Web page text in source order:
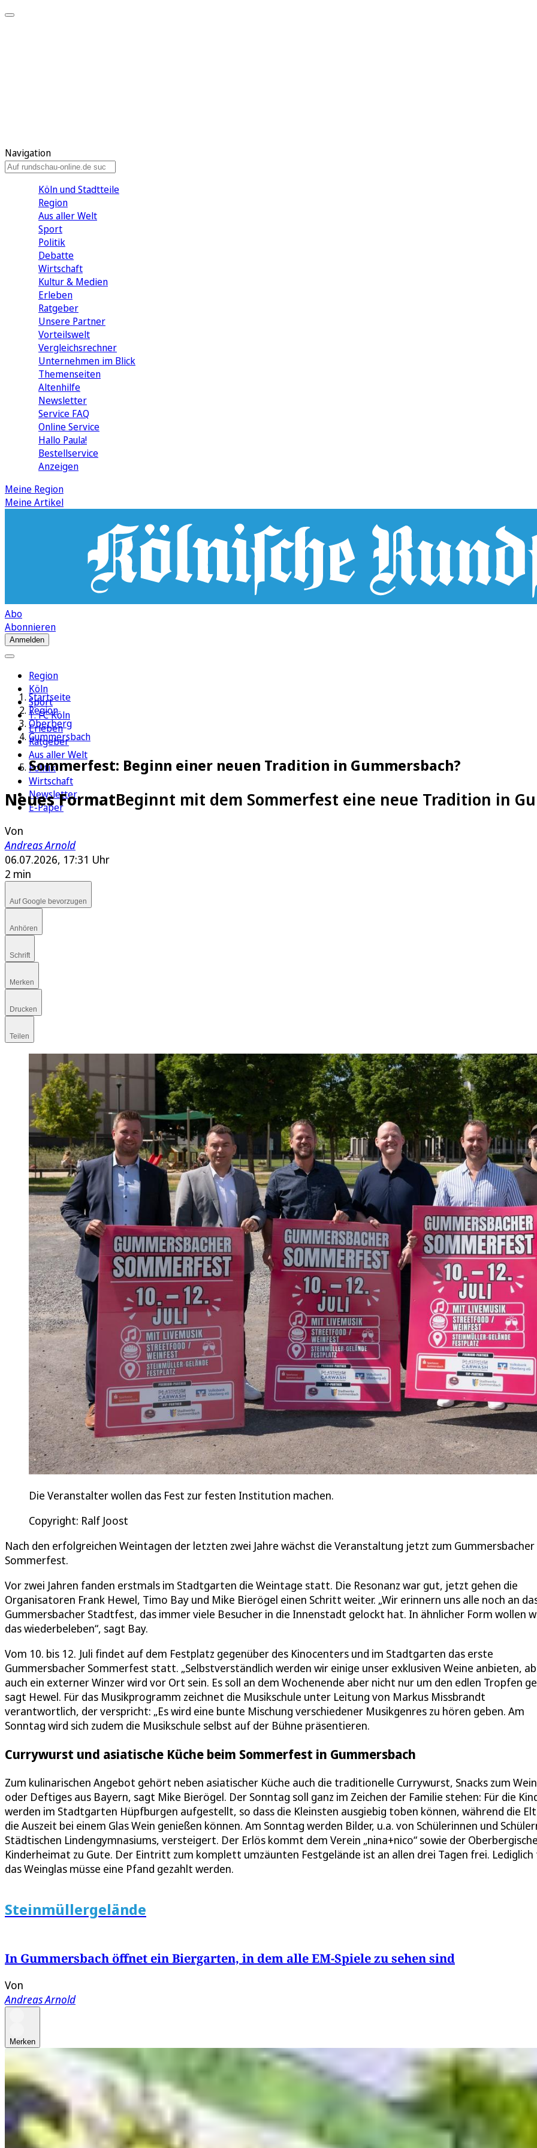
Navigation
Köln und Stadtteile
Region
Aus aller Welt
Sport
Politik
Debatte
Wirtschaft
Kultur & Medien
Erleben
Ratgeber
Unsere Partner
Vorteilswelt
Vergleichsrechner
Unternehmen im Blick
Themenseiten
Altenhilfe
Newsletter
Service FAQ
Online Service
Hallo Paula!
Bestellservice
Anzeigen
Meine Region
Meine Artikel
Abo
Abonnieren
Anmelden
Region
Köln
Sport
1. FC Köln
Erleben
Ratgeber
Aus aller Welt
Politik
Wirtschaft
Newsletter
E-Paper
Startseite
Region
Oberberg
Gummersbach
Sommerfest: Beginn einer neuen Tradition in Gummersbach?
Neues FormatBeginnt mit dem Sommerfest eine neue Tradition in
Von
Andreas Arnold
06.07.2026, 17:31 Uhr
2 min
Auf Google bevorzugen
Anhören
Schrift
Merken
Drucken
Teilen
Die Veranstalter wollen das Fest zur festen Institution machen.
Copyright: Ralf Joost
Nach den erfolgreichen Weintagen der letzten zwei Jahre wächst die Veranstaltung jetzt zum Gummersbacher
Sommerfest.
Vor zwei Jahren fanden erstmals im Stadtgarten die Weintage statt. Die Resonanz war gut, jetzt gehen die
Organisatoren Frank Hewel, Timo Bay und Mike Bierögel einen Schritt weiter. „Wir erinnern uns alle noch an
Gummersbacher Stadtfest, das immer viele Besucher in die Innenstadt gelockt hat. In ähnlicher Form wollen
das wiederbeleben“, sagt Bay.
Vom 10. bis 12. Juli findet auf dem Festplatz gegenüber des Kinocenters und im Stadtgarten das erste
Gummersbacher Sommerfest statt. „Selbstverständlich werden wir einige unser exklusiven Weine anbieten,
auch ein externer Winzer wird vor Ort sein. Es soll an dem Wochenende aber nicht nur um den edlen Tropfen
sagt Hewel. Für das Musikprogramm zeichnet die Musikschule unter Leitung von Markus Missbrandt
verantwortlich, der verspricht: „Es wird eine bunte Mischung verschiedener Musikgenres zu hören geben. Am
Sonntag wird sich zudem die Musikschule selbst auf der Bühne präsentieren.
Currywurst und asiatische Küche beim Sommerfest in Gummersbach
Zum kulinarischen Angebot gehört neben asiatischer Küche auch die traditionelle Currywurst, Snacks zum Wein
oder Deftiges aus Bayern, sagt Mike Bierögel. Der Sonntag soll ganz im Zeichen der Familie stehen: Für die
werden im Stadtgarten Hüpfburgen aufgestellt, so dass die Kleinsten ausgiebig toben können, während die
die Auszeit bei einem Glas Wein genießen können. Am Sonntag werden Bilder, u.a. von Schülerinnen und
Städtischen Lindengymnasiums, versteigert. Der Erlös kommt dem Verein „nina+nico“ sowie der
Kinderheimat zu Gute. Der Eintritt zum komplett umzäunten Festgelände ist an allen drei Tagen frei.
das Weinglas müsse eine Pfand gezahlt werden.
Steinmüllergelände
In Gummersbach öffnet ein Biergarten, in dem alle EM-Spiele zu sehen sind
Von
Andreas Arnold
Merken